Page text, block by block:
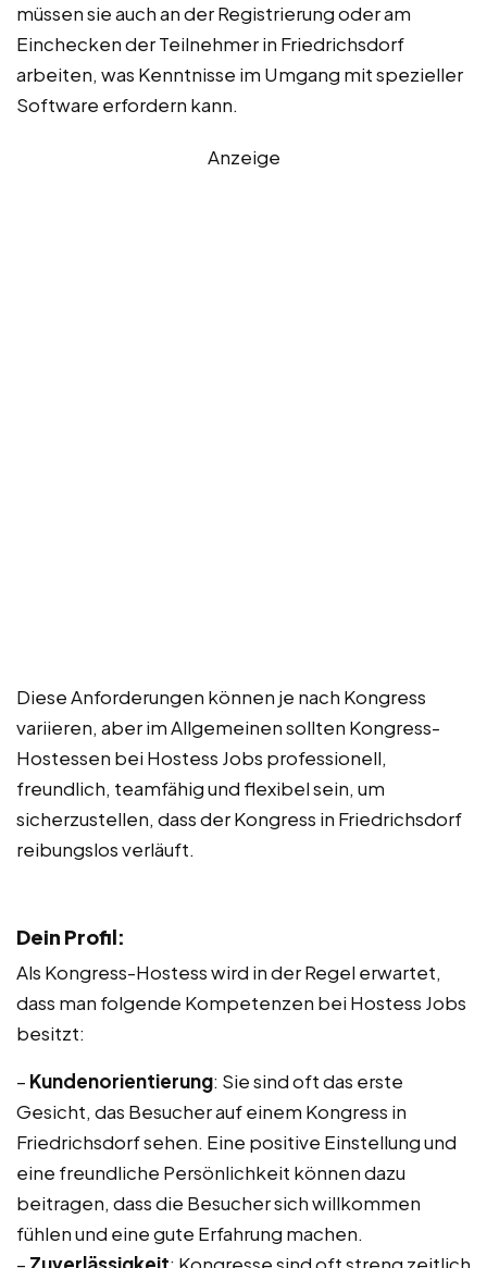
müssen sie auch an der Registrierung oder am
Einchecken der Teilnehmer in Friedrichsdorf
arbeiten, was Kenntnisse im Umgang mit spezieller
Software erfordern kann.
Anzeige
Diese Anforderungen können je nach Kongress
variieren, aber im Allgemeinen sollten Kongress-
Hostessen bei Hostess Jobs professionell,
freundlich, teamfähig und flexibel sein, um
sicherzustellen, dass der Kongress in Friedrichsdorf
reibungslos verläuft.
Dein Profil:
Als Kongress-Hostess wird in der Regel erwartet,
dass man folgende Kompetenzen bei Hostess Jobs
besitzt:
– Kundenorientierung: Sie sind oft das erste
Gesicht, das Besucher auf einem Kongress in
Friedrichsdorf sehen. Eine positive Einstellung und
eine freundliche Persönlichkeit können dazu
beitragen, dass die Besucher sich willkommen
fühlen und eine gute Erfahrung machen.